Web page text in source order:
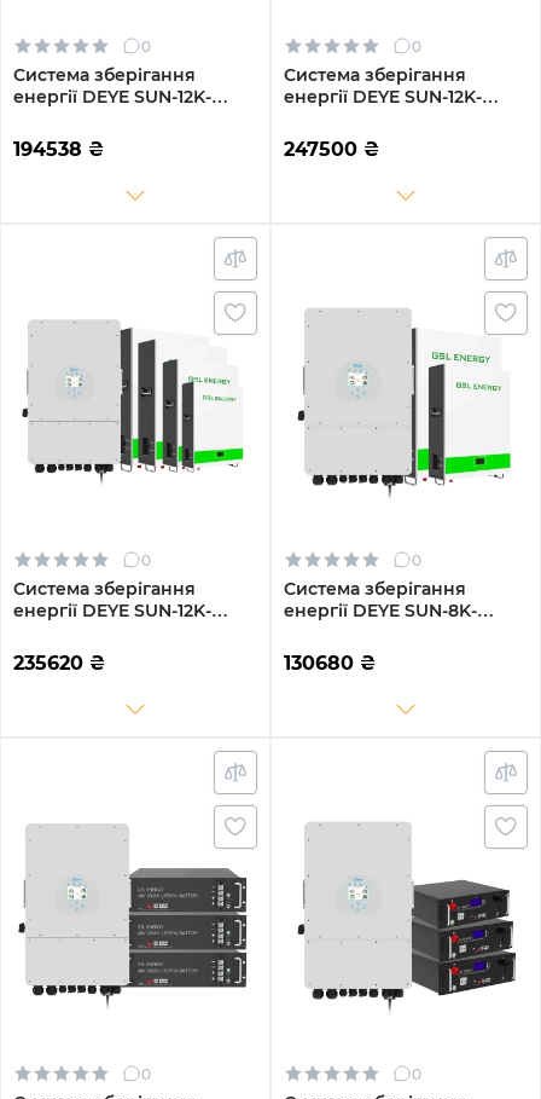
0
Система зберігання
енергії DEYE SUN-12K-
12kW 14.4kWh 3BAT
LiFePO4 6500 циклів
194538 ₴
0
Система зберігання
енергії DEYE SUN-12K-
W 12kW 19.2kWh 4BAT
LiFePO4 6000 циклів
247500 ₴
0
Система зберігання
енергії DEYE SUN-12K-
LFP-W 12kW 20.48kWh
4BAT LiFePO4 6500 циклів
235620 ₴
0
Система зберігання
енергії DEYE SUN-8K-
W 8kW 10.24kWh 2BAT
LiFePO4 6500 циклів
130680 ₴
0 0